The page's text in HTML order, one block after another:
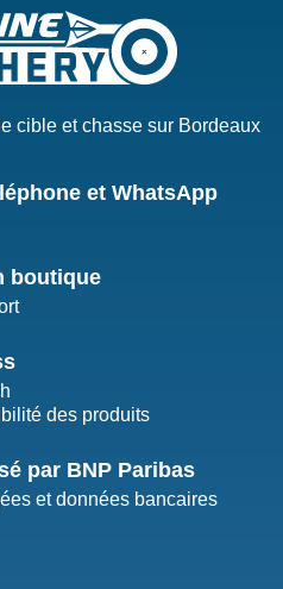
cible et chasse sur Bordeaux
et WhatsApp
boutique
des produits
par BNP Paribas
et données bancaires